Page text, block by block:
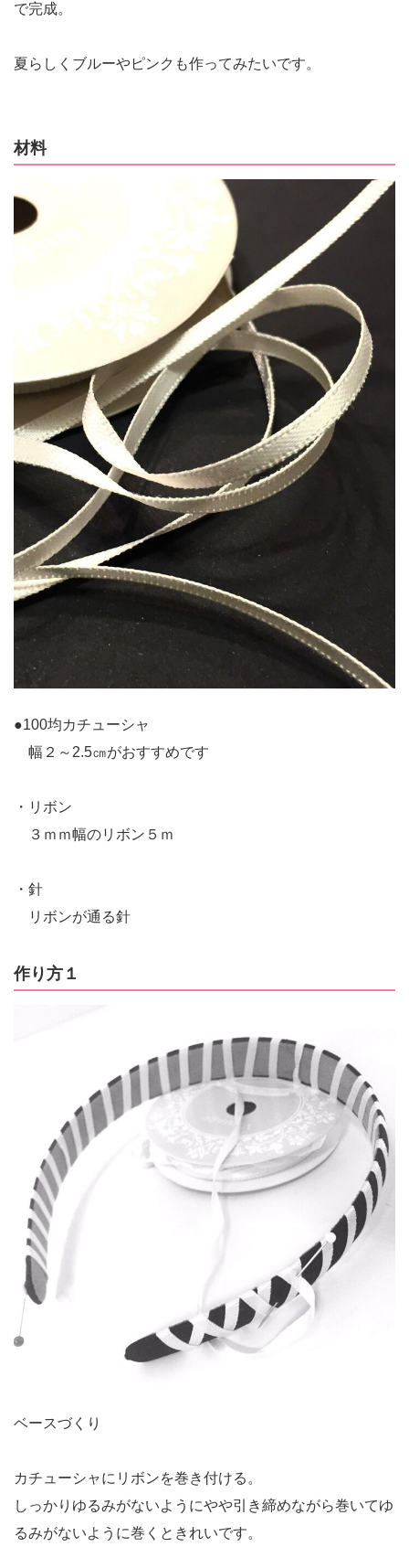
で完成。
夏らしくブルーやピンクも作ってみたいです。
材料
●100均カチューシャ
幅２～2.5㎝がおすすめです
・リボン
３ｍｍ幅のリボン５ｍ
・針
リボンが通る針
作り方１
ベースづくり
カチューシャにリボンを巻き付ける。
しっかりゆるみがないようにやや引き締めながら巻いてゆ
るみがないように巻くときれいです。